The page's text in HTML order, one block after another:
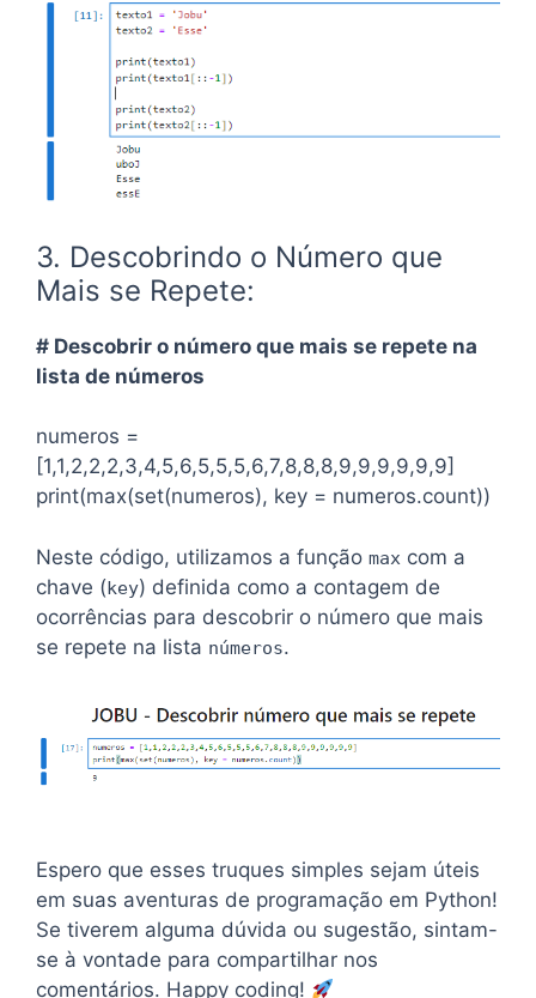
3. Descobrindo o Número que
Mais se Repete:
# Descobrir o número que mais se repete na
lista de números
numeros =
[1,1,2,2,2,3,4,5,6,5,5,5,6,7,8,8,8,9,9,9,9,9,9]
print(max(set(numeros), key = numeros.count))
Neste código, utilizamos a função max com a
chave (key) definida como a contagem de
ocorrências para descobrir o número que mais
se repete na lista números.
Espero que esses truques simples sejam úteis
em suas aventuras de programação em Python!
Se tiverem alguma dúvida ou sugestão, sintam-
se à vontade para compartilhar nos
comentários. Happy coding!